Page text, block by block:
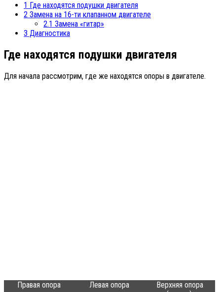
1 Где находятся подушки двигателя
2 Замена на 16-ти клапанном двигателе
2.1 Замена «гитар»
3 Диагностика
Где находятся подушки двигателя
Для начала рассмотрим, где же находятся опоры в двигателе.
Правая опора
Левая опора
Верхняя опора